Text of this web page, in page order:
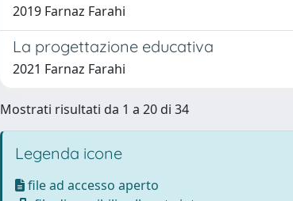
2019 Farnaz Farahi
La progettazione educativa
2021 Farnaz Farahi
Mostrati risultati da 1 a 20 di 34
Legenda icone
file ad accesso aperto